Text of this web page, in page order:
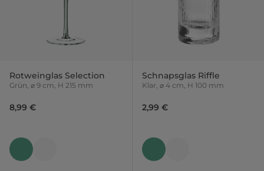
Rotweinglas Selection
Grün, ⌀ 9 cm, H 215 mm
8,99 €
Schnapsglas Riffle
Klar, ⌀ 4 cm, H 100 mm
2,99 €